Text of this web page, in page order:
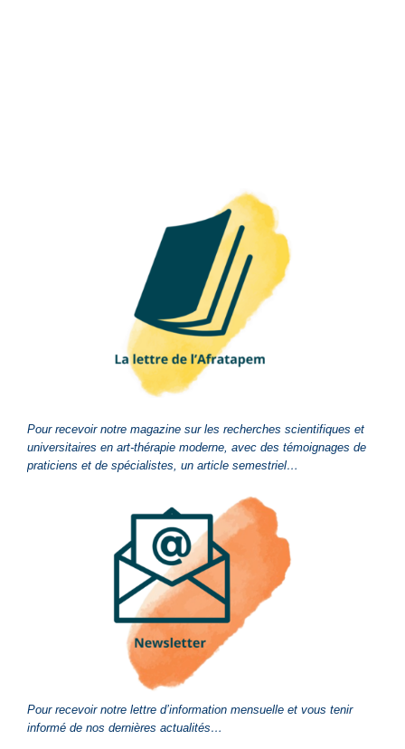
Pour recevoir notre magazine sur les recherches scientifiques et
universitaires en art-thérapie moderne, avec des témoignages de
praticiens et de spécialistes, un article semestriel…
Pour recevoir notre lettre d’information mensuelle et vous tenir
informé de nos dernières actualités…